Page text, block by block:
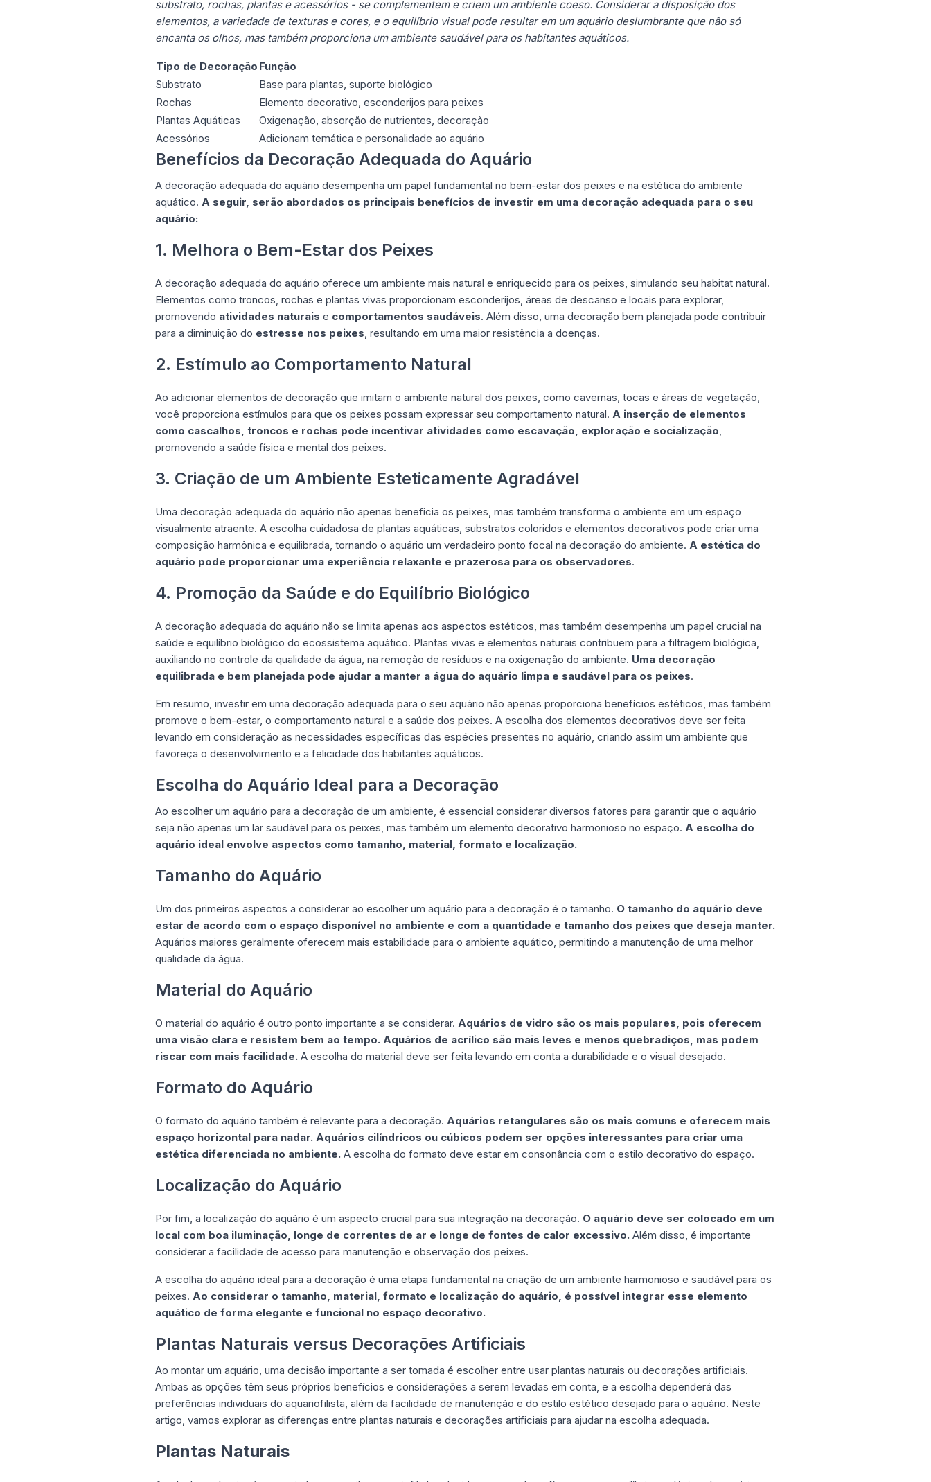
substrato, rochas, plantas e acessórios - se complementem e criem um ambiente coeso. Considerar a disposição dos
elementos, a variedade de texturas e cores, e o equilíbrio visual pode resultar em um aquário deslumbrante que não só
encanta os olhos, mas também proporciona um ambiente saudável para os habitantes aquáticos.
Tipo de Decoração Função
Substrato
Base para plantas, suporte biológico
Rochas
Elemento decorativo, esconderijos para peixes
Plantas Aquáticas
Oxigenação, absorção de nutrientes, decoração
Acessórios
Adicionam temática e personalidade ao aquário
Benefícios da Decoração Adequada do Aquário
A decoração adequada do aquário desempenha um papel fundamental no bem-estar dos peixes e na estética do ambiente
aquático. A seguir, serão abordados os principais benefícios de investir em uma decoração adequada para o seu
aquário:
1. Melhora o Bem-Estar dos Peixes
A decoração adequada do aquário oferece um ambiente mais natural e enriquecido para os peixes, simulando seu habitat natural.
Elementos como troncos, rochas e plantas vivas proporcionam esconderijos, áreas de descanso e locais para explorar,
promovendo atividades naturais e comportamentos saudáveis. Além disso, uma decoração bem planejada pode contribuir
para a diminuição do estresse nos peixes, resultando em uma maior resistência a doenças.
2. Estímulo ao Comportamento Natural
Ao adicionar elementos de decoração que imitam o ambiente natural dos peixes, como cavernas, tocas e áreas de vegetação,
você proporciona estímulos para que os peixes possam expressar seu comportamento natural. A inserção de elementos
como cascalhos, troncos e rochas pode incentivar atividades como escavação, exploração e socialização,
promovendo a saúde física e mental dos peixes.
3. Criação de um Ambiente Esteticamente Agradável
Uma decoração adequada do aquário não apenas beneficia os peixes, mas também transforma o ambiente em um espaço
visualmente atraente. A escolha cuidadosa de plantas aquáticas, substratos coloridos e elementos decorativos pode criar uma
composição harmônica e equilibrada, tornando o aquário um verdadeiro ponto focal na decoração do ambiente. A estética do
aquário pode proporcionar uma experiência relaxante e prazerosa para os observadores.
4. Promoção da Saúde e do Equilíbrio Biológico
A decoração adequada do aquário não se limita apenas aos aspectos estéticos, mas também desempenha um papel crucial na
saúde e equilíbrio biológico do ecossistema aquático. Plantas vivas e elementos naturais contribuem para a filtragem biológica,
auxiliando no controle da qualidade da água, na remoção de resíduos e na oxigenação do ambiente. Uma decoração
equilibrada e bem planejada pode ajudar a manter a água do aquário limpa e saudável para os peixes.
Em resumo, investir em uma decoração adequada para o seu aquário não apenas proporciona benefícios estéticos, mas também
promove o bem-estar, o comportamento natural e a saúde dos peixes. A escolha dos elementos decorativos deve ser feita
levando em consideração as necessidades específicas das espécies presentes no aquário, criando assim um ambiente que
favoreça o desenvolvimento e a felicidade dos habitantes aquáticos.
Escolha do Aquário Ideal para a Decoração
Ao escolher um aquário para a decoração de um ambiente, é essencial considerar diversos fatores para garantir que o aquário
seja não apenas um lar saudável para os peixes, mas também um elemento decorativo harmonioso no espaço. A escolha do
aquário ideal envolve aspectos como tamanho, material, formato e localização.
Tamanho do Aquário
Um dos primeiros aspectos a considerar ao escolher um aquário para a decoração é o tamanho. O tamanho do aquário deve
estar de acordo com o espaço disponível no ambiente e com a quantidade e tamanho dos peixes que deseja manter.
Aquários maiores geralmente oferecem mais estabilidade para o ambiente aquático, permitindo a manutenção de uma melhor
qualidade da água.
Material do Aquário
O material do aquário é outro ponto importante a se considerar. Aquários de vidro são os mais populares, pois oferecem
uma visão clara e resistem bem ao tempo. Aquários de acrílico são mais leves e menos quebradiços, mas podem
riscar com mais facilidade. A escolha do material deve ser feita levando em conta a durabilidade e o visual desejado.
Formato do Aquário
O formato do aquário também é relevante para a decoração. Aquários retangulares são os mais comuns e oferecem mais
espaço horizontal para nadar. Aquários cilíndricos ou cúbicos podem ser opções interessantes para criar uma
estética diferenciada no ambiente. A escolha do formato deve estar em consonância com o estilo decorativo do espaço.
Localização do Aquário
Por fim, a localização do aquário é um aspecto crucial para sua integração na decoração. O aquário deve ser colocado em um
local com boa iluminação, longe de correntes de ar e longe de fontes de calor excessivo. Além disso, é importante
considerar a facilidade de acesso para manutenção e observação dos peixes.
A escolha do aquário ideal para a decoração é uma etapa fundamental na criação de um ambiente harmonioso e saudável para os
peixes. Ao considerar o tamanho, material, formato e localização do aquário, é possível integrar esse elemento
aquático de forma elegante e funcional no espaço decorativo.
Plantas Naturais versus Decorações Artificiais
Ao montar um aquário, uma decisão importante a ser tomada é escolher entre usar plantas naturais ou decorações artificiais.
Ambas as opções têm seus próprios benefícios e considerações a serem levadas em conta, e a escolha dependerá das
preferências individuais do aquariofilista, além da facilidade de manutenção e do estilo estético desejado para o aquário. Neste
artigo, vamos explorar as diferenças entre plantas naturais e decorações artificiais para ajudar na escolha adequada.
Plantas Naturais